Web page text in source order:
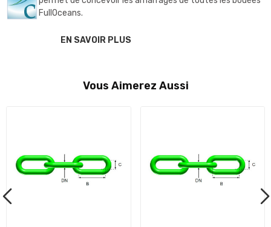
FullOceans.
EN SAVOIR PLUS
Vous Aimerez Aussi